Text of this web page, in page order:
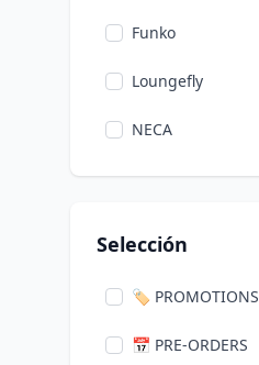
Funko
Loungefly
NECA
Selección
🏷️ PROMOTIONS
📅 PRE-ORDERS